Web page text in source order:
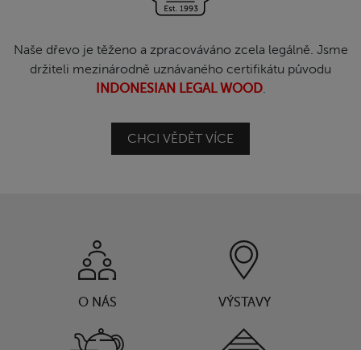
Naše dřevo je těženo a zpracováváno zcela legálně. Jsme
držiteli mezinárodně uznávaného certifikátu původu
INDONESIAN LEGAL WOOD.
CHCI VĚDĚT VÍCE
O NÁS VÝSTAVY